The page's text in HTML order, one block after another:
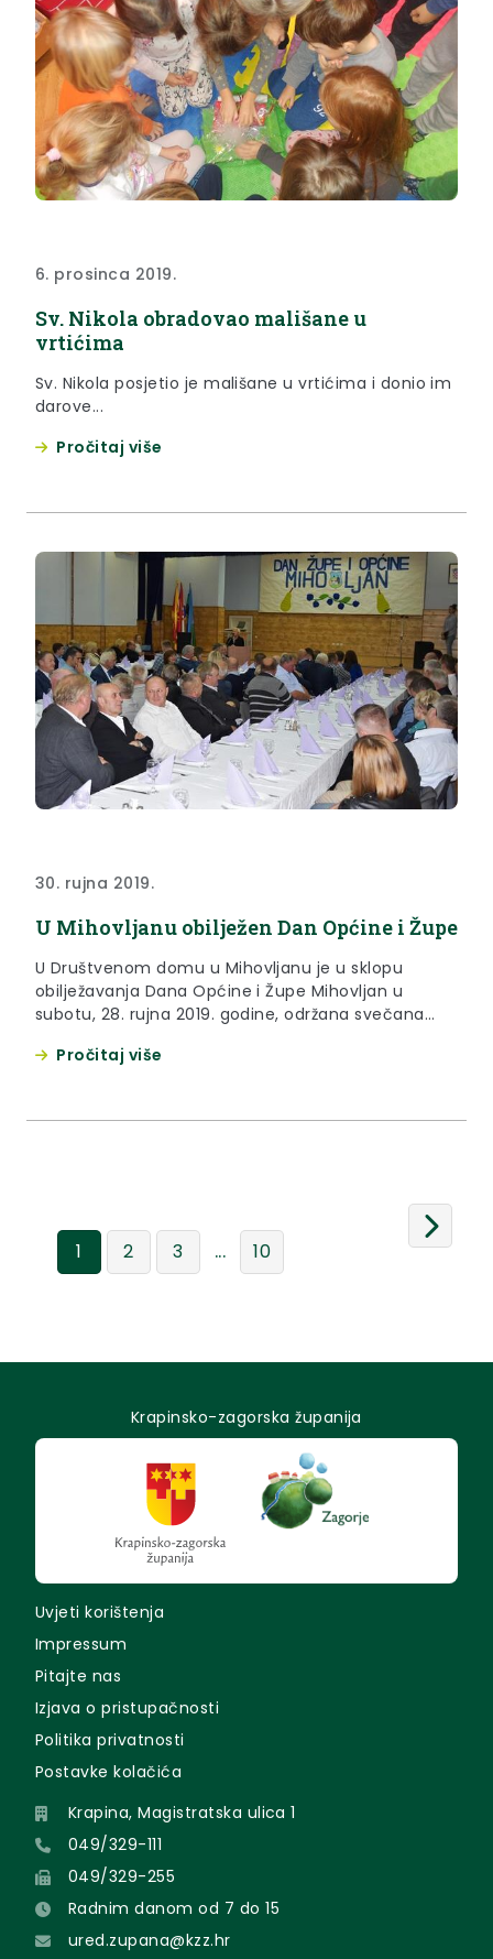
6. prosinca 2019.
Sv. Nikola obradovao mališane u
vrtićima
Sv. Nikola posjetio je mališane u vrtićima i donio im
darove...
Pročitaj više
30. rujna 2019.
U Mihovljanu obilježen Dan Općine i Župe
U Društvenom domu u Mihovljanu je u sklopu
obilježavanja Dana Općine i Župe Mihovljan u
subotu, 28. rujna 2019. godine, održana svečana
Pročitaj više
1 2 3 ... 10
Krapinsko-zagorska županija
Uvjeti korištenja
Impressum
Pitajte nas
Izjava o pristupačnosti
Politika privatnosti
Postavke kolačića
Krapina, Magistratska ulica 1
049/329-111
049/329-255
Radnim danom od 7 do 15
ured.zupana@kzz.hr